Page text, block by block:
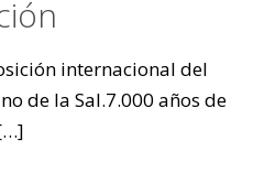
internacional del
de la Sal.7.000 años de